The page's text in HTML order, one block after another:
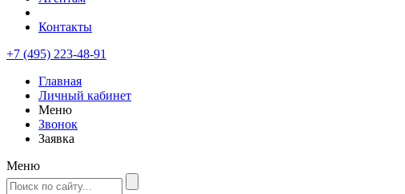
Контакты
+7 (495) 223-48-91
Главная
Личный кабинет
Меню
Звонок
Заявка
Меню